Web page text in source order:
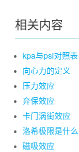
相关内容
kpa与psi对照表
向心力的定义
压力效应
弃保效应
卡门涡街效应
洛希极限是什么
磁吸效应